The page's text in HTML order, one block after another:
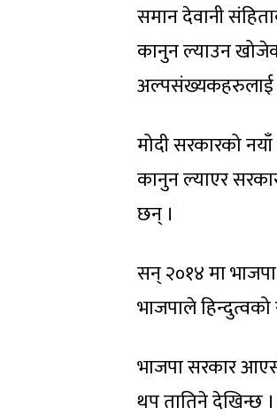
समान देवानी
कानुन ल्याउन
अल्पसंख्यकहरुलाई
मोदी सरकारको
कानुन ल्याएर
छन् ।
सन् २०१४ मा
भाजपाले
भाजपा सरकार
थप तातिने